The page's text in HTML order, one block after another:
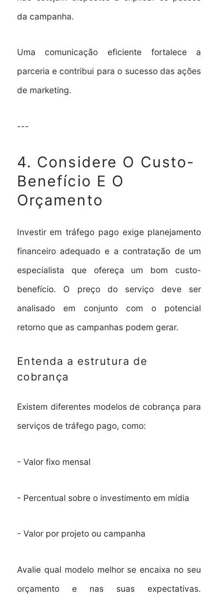
da campanha.
Uma comunicação eficiente fortalece a
parceria e contribui para o sucesso das ações
de marketing.
---
4. Considere O Custo-
Benefício E O
Orçamento
Investir em tráfego pago exige planejamento
financeiro adequado e a contratação de um
especialista que ofereça um bom custo-
benefício. O preço do serviço deve ser
analisado em conjunto com o potencial
retorno que as campanhas podem gerar.
Entenda a estrutura de
cobrança
Existem diferentes modelos de cobrança para
serviços de tráfego pago, como:
- Valor fixo mensal
- Percentual sobre o investimento em mídia
- Valor por projeto ou campanha
Avalie qual modelo melhor se encaixa no seu
orçamento e nas suas expectativas.